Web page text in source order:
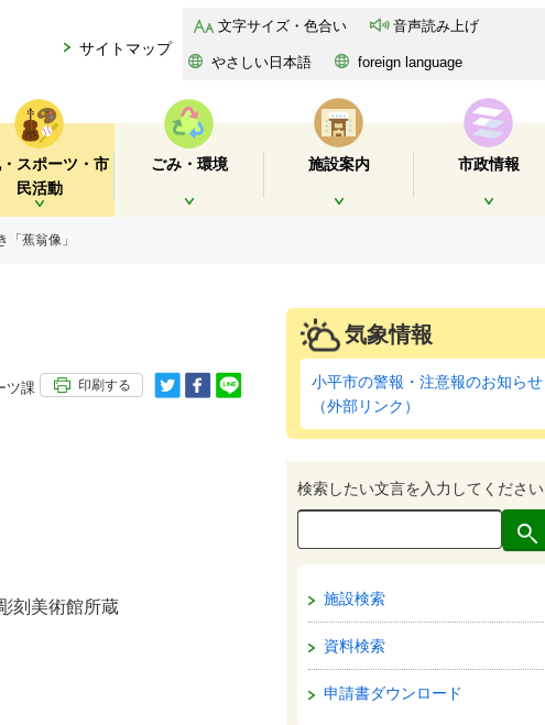
サイトマップ
文字サイズ・色合い 音声読み上げ
やさしい日本語 foreign language
スポーツ・市
民活動
開く
ごみ・環境 施設案内 市政情報
「蕉翁像」
ツ課 印刷する
刻美術館所蔵
気象情報
小平市の警報・注意報のお知らせ
（外部リンク）
検索したい文言を入力してください
施設検索
資料検索
申請書ダウンロード